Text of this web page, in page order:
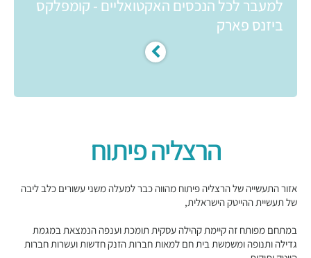
למעבר לכל הנכסים האקטואליים - קומפלקס
ביזנס פארק
הרצליה פיתוח
אזור התעשייה של הרצליה פיתוח מהווה כבר למעלה משני עשורים כלב ליבה
של תעשיית ההייטק הישראלית,
במתחם מפותח זה קיימת קהילה עסקית תומכת וענפה הנמצאת במגמת
גדילה ותנופה ומשמשת בית חם למאות חברות הזנק חדשות ועשרות חברות